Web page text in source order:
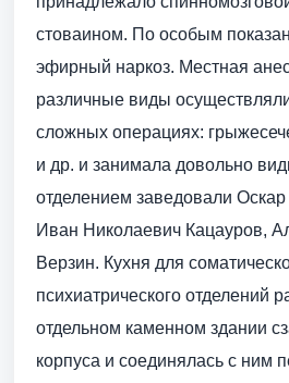
стоваином. По особым
эфирный наркоз. Местная
различные виды
сложных операциях:
и др. и занимала довольно
отделением заведовали
Иван Николаевич Кацауров,
Верзин. Кухня для
психиатрического отделений
отдельном каменном здании
корпуса и соединялась с ним